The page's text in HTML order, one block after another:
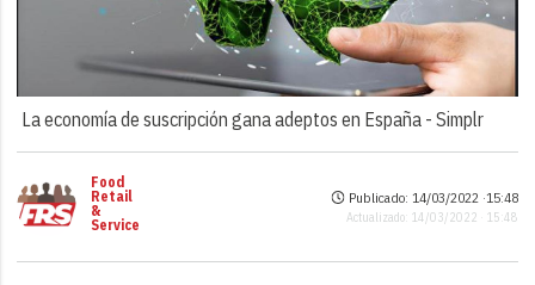
La economía de suscripción gana adeptos en España -Simplr
Food
Retail
&
Service
Publicado: 14/03/2022 ·15:48
Actualizado: 14/03/2022 · 15:48